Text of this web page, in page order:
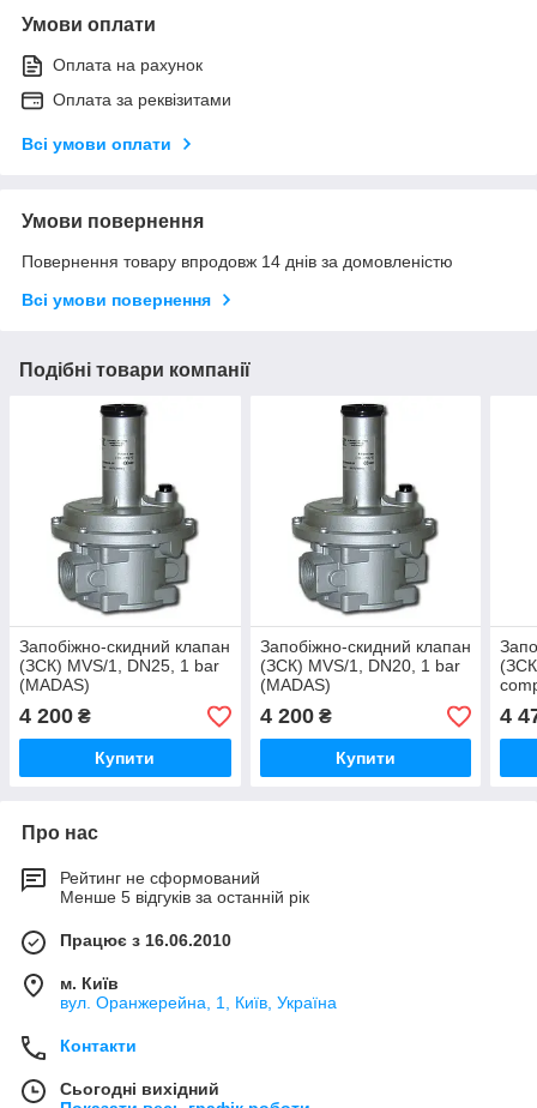
Умови оплати
Оплата на рахунок
Оплата за реквізитами
Всі умови оплати
Умови повернення
Повернення товару впродовж 14 днів за домовленістю
Всі умови повернення
Подібні товари компанії
Запобіжно-скидний клапан
(ЗСК) MVS/1, DN25, 1 bar
(MADAS)
4 200 ₴
Купити
Запобіжно-скидний клапан
(ЗСК) MVS/1, DN20, 1 bar
(MADAS)
4 200₴
Купити
4
Про нас
Рейтинг не сформований
Менше 5 відгуків за останній рік
Працює з 16.06.2010
м. Київ
вул. Оранжерейна, 1, Київ, Україна
Контакти
Сьогодні вихідний